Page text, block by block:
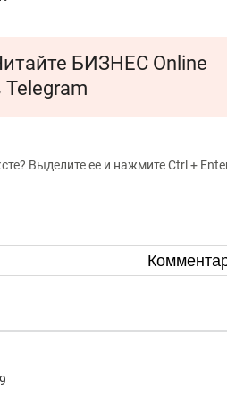
БИЗНЕС Online
Telegram
Выделите ее и нажмите Ctrl +